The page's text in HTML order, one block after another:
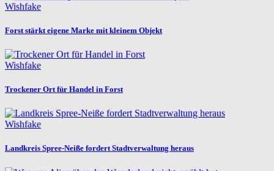
Wishfake
Forst stärkt eigene Marke mit kleinem Objekt
Wishfake
Trockener Ort für Handel in Forst
Wishfake
Landkreis Spree-Neiße fordert Stadtverwaltung heraus